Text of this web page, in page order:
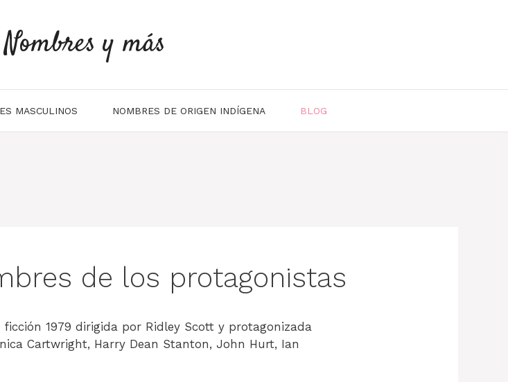
y más
MASCULINOS NOMBRES DE ORIGEN INDÍGENA BLOG
de los protagonistas
1979 dirigida por Ridley Scott y protagonizada
Cartwright, Harry Dean Stanton, John Hurt, Ian